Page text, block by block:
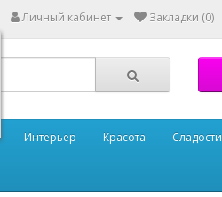
Личный кабинет Закладки (0)
Интерьер Красота Сладости